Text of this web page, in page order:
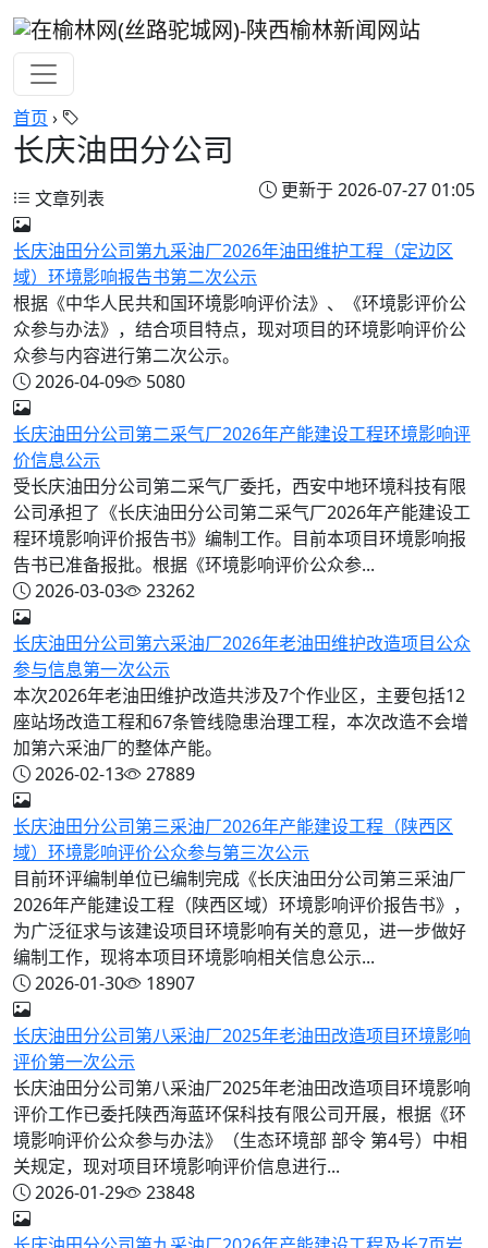
首页 ›
长庆油田分公司
更新于 2026-07-27 01:05
文章列表
长庆油田分公司第九采油厂2026年油田维护工程（定边区
域）环境影响报告书第二次公示
根据《中华人民共和国环境影响评价法》、《环境影评价公
众参与办法》，结合项目特点，现对项目的环境影响评价公
众参与内容进行第二次公示。
2026-04-09
5080
长庆油田分公司第二采气厂2026年产能建设工程环境影响评
价信息公示
受长庆油田分公司第二采气厂委托，西安中地环境科技有限
公司承担了《长庆油田分公司第二采气厂2026年产能建设工
程环境影响评价报告书》编制工作。目前本项目环境影响报
告书已准备报批。根据《环境影响评价公众参...
2026-03-03
23262
长庆油田分公司第六采油厂2026年老油田维护改造项目公众
参与信息第一次公示
本次2026年老油田维护改造共涉及7个作业区，主要包括12
座站场改造工程和67条管线隐患治理工程，本次改造不会增
加第六采油厂的整体产能。
2026-02-13
27889
长庆油田分公司第三采油厂2026年产能建设工程（陕西区
域）环境影响评价公众参与第三次公示
目前环评编制单位已编制完成《长庆油田分公司第三采油厂
2026年产能建设工程（陕西区域）环境影响评价报告书》，
为广泛征求与该建设项目环境影响有关的意见，进一步做好
编制工作，现将本项目环境影响相关信息公示...
2026-01-30
18907
长庆油田分公司第八采油厂2025年老油田改造项目环境影响
评价第一次公示
长庆油田分公司第八采油厂2025年老油田改造项目环境影响
评价工作已委托陕西海蓝环保科技有限公司开展，根据《环
境影响评价公众参与办法》（生态环境部 部令 第4号）中相
关规定，现对项目环境影响评价信息进行...
2026-01-29
23848